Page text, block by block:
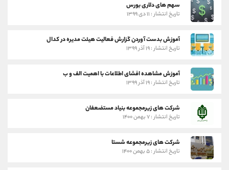
سهم های دلاری بورس
تاریخ انتشار : ۱۱ دی ۱۳۹۹
آموزش بدست آوردن گزارش فعالیت هیئت مدیره در کدال
تاریخ انتشار : ۱۹ آذر ۱۳۹۹
آموزش مشاهده افشای اطلاعات با اهمیت الف و ب
تاریخ انتشار : ۱۹ آذر ۱۳۹۹
شرکت های زیرمجموعه بنیاد مستضعفان
تاریخ انتشار : ۷ بهمن ۱۴۰۰
شرکت های زیرمجموعه شستا
تاریخ انتشار : ۵ بهمن ۱۴۰۰